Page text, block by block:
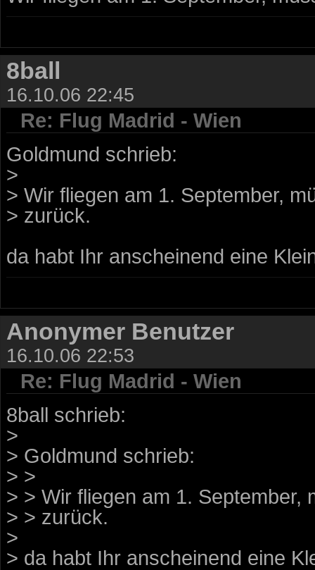
8ball
16.10.06 22:45
Re: Flug Madrid - Wien
Goldmund schrieb:
>
> Wir fliegen am 1. September,
> zurück.
da habt Ihr anscheinend eine
Anonymer Benutzer
16.10.06 22:53
Re: Flug Madrid - Wien
8ball schrieb:
>
> Goldmund schrieb:
> >
> > Wir fliegen am 1.
> > zurück.
>
> da habt Ihr anscheinend eine